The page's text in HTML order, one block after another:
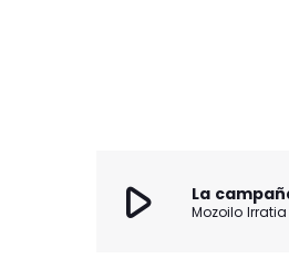
play_arrow La
Mozoilo Irratia